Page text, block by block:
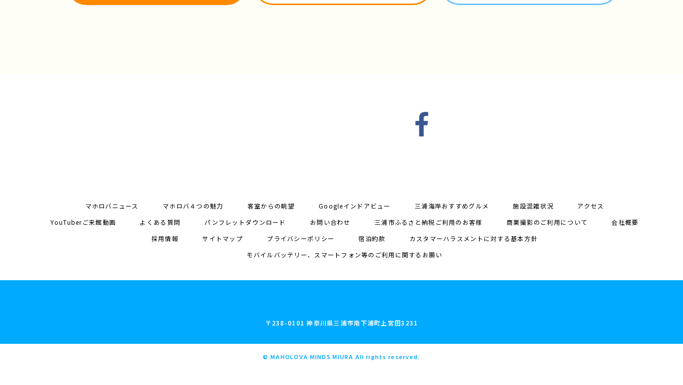
マホロバニュース マホロバ４つの魅力 客室からの眺望 Googleインドアビュー 三浦海岸おすすめグルメ 施設混雑状況
アクセス
YouTuberご来館動画
よくある質問 パンフレットダウンロード お問い合わせ 三浦市ふるさと納税ご利用のお客様 商業撮影のご利用について
会社概要
採用情報
サイトマップ プライバシーポリシー 宿泊約款
カスタマーハラスメントに対する基本方針
モバイルバッテリー、スマートフォン等のご利用に関するお願い
〒238-0101 神奈川県三浦市南下浦町上宮田3231
© MAHOLOVA MINDS MIURA All rights reserved.